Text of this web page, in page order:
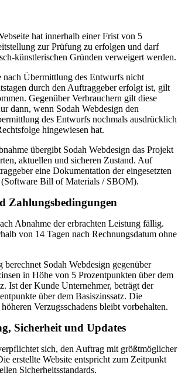
hat innerhalb einer Frist von 5
zur Prüfung zu erfolgen und darf
künstlerischen Gründen verweigert werden.
nach Übermittlung des Entwurfs nicht
durch den Auftraggeber erfolgt ist, gilt
Gegenüber Verbrauchern gilt diese
dann, wenn Sodah Webdesign den
des Entwurfs nochmals ausdrücklich
hingewiesen hat.
übergibt Sodah Webdesign das Projekt
aktuellen und sicheren Zustand. Auf
eine Dokumentation der eingesetzten
Bill of Materials / SBOM).
Zahlungsbedingungen
Abnahme der erbrachten Leistung fällig.
von 14 Tagen nach Rechnungsdatum ohne
Sodah Webdesign gegenüber
in Höhe von 5 Prozentpunkten über dem
Ist der Kunde Unternehmer, beträgt der
über dem Basiszinssatz. Die
Verzugsschadens bleibt vorbehalten.
Sicherheit und Updates
sich, den Auftrag mit größtmöglicher
erstellte Website entspricht zum Zeitpunkt
Sicherheitsstandards.